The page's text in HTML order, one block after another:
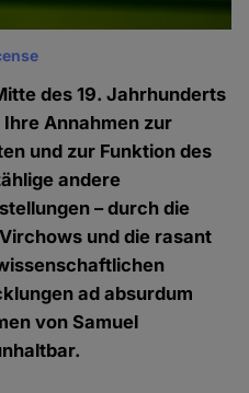
des 19. Jahrhunderts
Annahmen zur
und zur Funktion des
andere
– durch die
und die rasant
ad absurdum
von Samuel